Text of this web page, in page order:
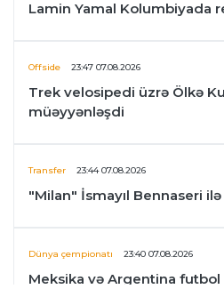
Lamin Yamal Kolumbiyada
Offside 23:47 07.08.2026
Trek velosipedi üzrə Ölkə
müəyyənləşdi
Transfer 23:44 07.08.2026
"Milan" İsmayıl Bennaseri ilə
Dünya çempionatı 23:40 07.08.2026
Meksika və Argentina futbol